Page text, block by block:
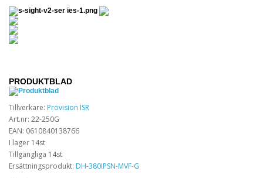
PRODUKTBLAD
Tillverkare: Provision ISR
Art.nr: 22-250G
EAN: 0610840138766
I lager 14st
Tillgängliga 14st
Ersättningsprodukt: DH-380IPSN-MVF-G